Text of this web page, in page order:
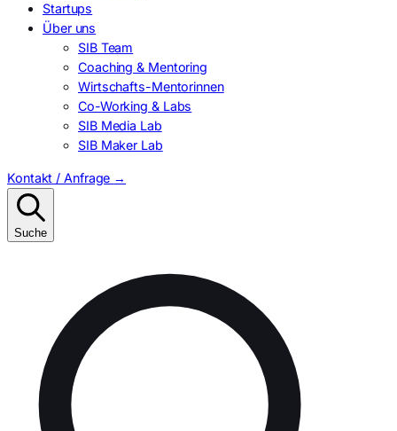
Startups
Über uns
SIB Team
Coaching & Mentoring
Wirtschafts-Mentorinnen
Co-Working & Labs
SIB Media Lab
SIB Maker Lab
Kontakt / Anfrage →
Suche